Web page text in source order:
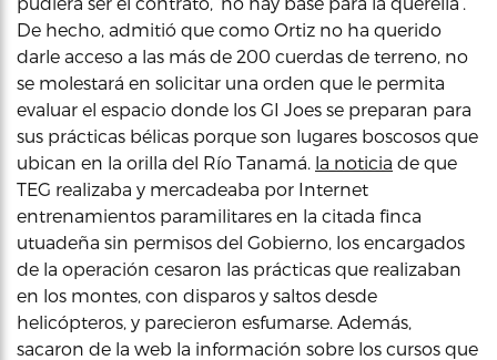
De hecho, admitió que como Ortiz no ha querido
darle acceso a las más de 200 cuerdas de terreno, no
se molestará en solicitar una orden que le permita
evaluar el espacio donde los GI Joes se preparan para
sus prácticas bélicas porque son lugares boscosos que
ubican en la orilla del Río Tanamá. la noticia de que
TEG realizaba y mercadeaba por Internet
entrenamientos paramilitares en la citada finca
utuadeña sin permisos del Gobierno, los encargados
de la operación cesaron las prácticas que realizaban
en los montes, con disparos y saltos desde
helicópteros, y parecieron esfumarse. Además,
sacaron de la web la información sobre los cursos que